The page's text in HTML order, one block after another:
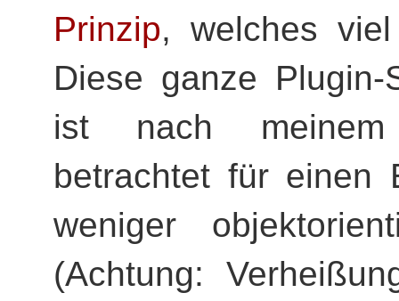
Prinzip, welches
Diese ganze Plugin-
ist nach meinem
betrachtet für einen
weniger
(Achtung: